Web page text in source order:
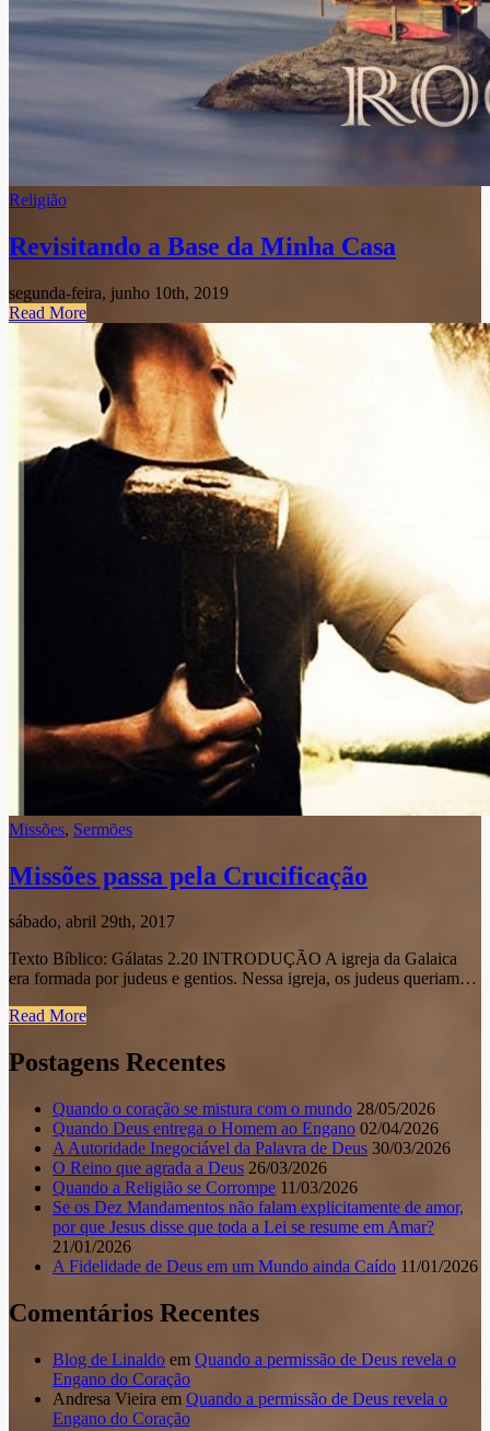
Religião
Revisitando a Base da Minha Casa
segunda-feira, junho 10th, 2019
Read More
Missões, Sermões
Missões passa pela Crucificação
sábado, abril 29th, 2017
Texto Bíblico: Gálatas 2.20 INTRODUÇÃO A igreja da Galaica
era formada por judeus e gentios. Nessa igreja, os judeus queriam…
Read More
Postagens Recentes
Quando o coração se mistura com o mundo 28/05/2026
Quando Deus entrega o Homem ao Engano 02/04/2026
A Autoridade Inegociável da Palavra de Deus 30/03/2026
O Reino que agrada a Deus 26/03/2026
Quando a Religião se Corrompe 11/03/2026
Se os Dez Mandamentos não falam explicitamente de amor,
por que Jesus disse que toda a Lei se resume em Amar?
21/01/2026
A Fidelidade de Deus em um Mundo ainda Caído 11/01/2026
Comentários Recentes
Blog de Linaldo em Quando a permissão de Deus revela o
Engano do Coração
Andresa Vieira em Quando a permissão de Deus revela o
Engano do Coração